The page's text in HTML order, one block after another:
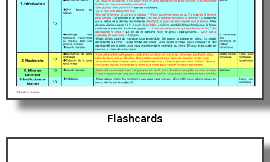
Flashcards